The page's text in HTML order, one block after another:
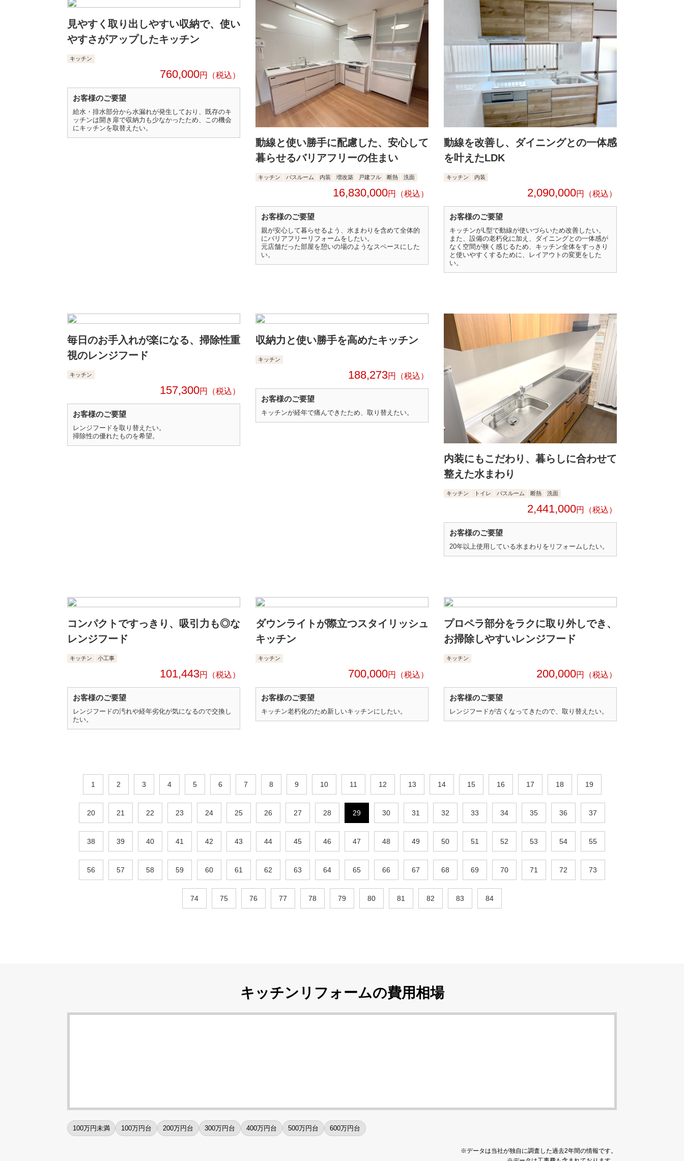
見やすく取り出しやすい収納で、使い
やすさがアップしたキッチン
キッチン
760,000円
お客様のご要望
給水・排水部分から水漏れが発生しており、既存のキ
ッチンは開き扉で収納力も少なかったため、この機会
にキッチンを取替えたい。
動線と使い勝手に配慮した、安心して
暮らせるバリアフリーの住まい
キッチン バスルーム 内装 増改築 戸建フル 断熱 洗面
16,830,000円
お客様のご要望
親が安心して暮らせるよう、水まわりを含めて全体的
にバリアフリーリフォームをしたい。
元店舗だった部屋を憩いの場のようなスペースにした
い。
動線を改善し、ダイニングとの一体感
を叶えたLDK
キッチン 内装
2,090,000円
お客様のご要望
キッチンがL型で動線が使いづらいため改善したい。
また、設備の老朽化に加え、ダイニングとの一体感が
なく空間が狭く感じるため、キッチン全体をすっきり
と使いやすくするために、レイアウトの変更をした
い。
毎日のお手入れが楽になる、掃除性重
視のレンジフード
キッチン
157,300円
お客様のご要望
レンジフードを取り替えたい。
掃除性の優れたものを希望。
収納力と使い勝手を高めたキッチン
キッチン
188,273円
お客様のご要望
キッチンが経年で痛んできたため、取り替えたい。
内装にもこだわり、暮らしに合わせて
整えた水まわり
キッチン トイレ バスルーム 断熱 洗面
2,441,000円
お客様のご要望
20年以上使用している水まわりをリフォームしたい。
コンパクトですっきり、吸引力も◎な
レンジフード
キッチン 小工事
101,443円
お客様のご要望
レンジフードの汚れや経年劣化が気になるので交換し
たい。
ダウンライトが際立つスタイリッシュ
キッチン
キッチン
700,000円
お客様のご要望
キッチン老朽化のため新しいキッチンにしたい。
プロペラ部分をラクに取り外しでき、
お掃除しやすいレンジフード
キッチン
200,000円
お客様のご要望
レンジフードが古くなってきたので、取り替えたい。
1 2 3 4 5 6 7 8 9 10 11 12 13 14 15 16 17 18 19
20 21 22 23 24 25 26 27 28 29 30 31 32 33 34 35 36 37
38 39 40 41 42 43 44 45 46 47 48 49 50 51 52 53 54 55
56 57 58 59 60 61 62 63 64 65 66 67 68 69 70 71 72 73
74 75 76 77 78 79 80 81 82 83 84
キッチンリフォームの費用相場
100万円未満 100万円台 200万円台 300万円台 400万円台 500万円台 600万円台
※データは当社が独自に調査した過去2年間の情報です。